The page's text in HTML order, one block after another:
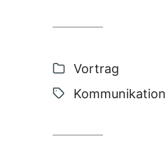
Kategorien:
Vortrag
Schlagwörter:
Kommunikation